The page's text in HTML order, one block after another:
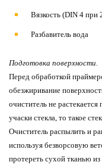
Вязкость (DIN 4 при
Разбавитель вода
Подготовка поверхности.
Перед обработкой
обезжиривание
очиститель не
учаски стекла, то такое
Очиститель распылить и
используя безворсовую
протереть сухой тканью